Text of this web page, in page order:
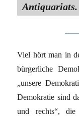
Antiquariats.
Viel hört man in
bürgerliche
„unsere
Demokratie sind
und rechts“,